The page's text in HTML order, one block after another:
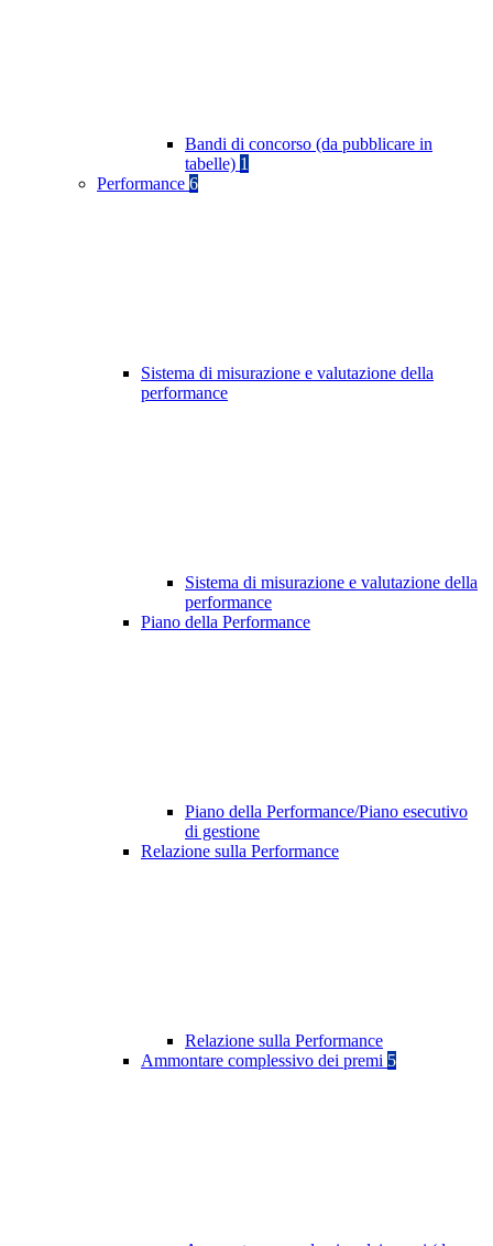
Bandi di concorso (da pubblicare in
tabelle) 1
Performance 6
Sistema di misurazione e valutazione della
performance
Sistema di misurazione e valutazione della
performance
Piano della Performance
Piano della Performance/Piano esecutivo
di gestione
Relazione sulla Performance
Relazione sulla Performance
Ammontare complessivo dei premi 5